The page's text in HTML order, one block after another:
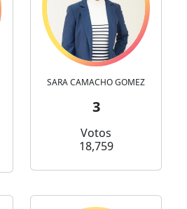
SARA CAMACHO GOMEZ
3
Votos
18,759